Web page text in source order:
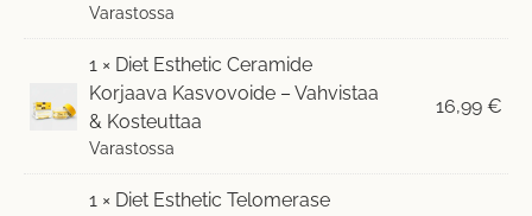
Varastossa
1 × Diet Esthetic Ceramide
Korjaava Kasvovoide – Vahvistaa
& Kosteuttaa
Varastossa
16,99 €
1 × Diet Esthetic Telomerase